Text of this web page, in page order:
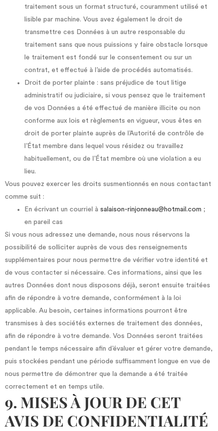
traitement sous un format structuré, couramment utilisé et
lisible par machine. Vous avez également le droit de
transmettre ces Données à un autre responsable du
traitement sans que nous puissions y faire obstacle lorsque
le traitement est fondé sur le consentement ou sur un
contrat, et effectué à l’aide de procédés automatisés.
Droit de porter plainte : sans préjudice de tout litige
administratif ou judiciaire, si vous pensez que le traitement
de vos Données a été effectué de manière illicite ou non
conforme aux lois et règlements en vigueur, vous êtes en
droit de porter plainte auprès de l’Autorité de contrôle de
l’État membre dans lequel vous résidez ou travaillez
habituellement, ou de l’État membre où une violation a eu
lieu.
Vous pouvez exercer les droits susmentionnés en nous contactant
comme suit :
En écrivant un courriel à salaison-rinjonneau@hotmail.com ;
en pareil cas
Si vous nous adressez une demande, nous nous réservons la
possibilité de solliciter auprès de vous des renseignements
supplémentaires pour nous permettre de vérifier votre identité et
de vous contacter si nécessaire. Ces informations, ainsi que les
autres Données dont nous disposons déjà, seront ensuite traitées
afin de répondre à votre demande, conformément à la loi
applicable. Au besoin, certaines informations pourront être
transmises à des sociétés externes de traitement des données,
afin de répondre à votre demande. Vos Données seront traitées
pendant le temps nécessaire afin d’évaluer et gérer votre demande,
puis stockées pendant une période suffisamment longue en vue de
nous permettre de démontrer que la demande a été traitée
correctement et en temps utile.
9. MISES À JOUR DE CET
AVIS DE CONFIDENTIALITÉ